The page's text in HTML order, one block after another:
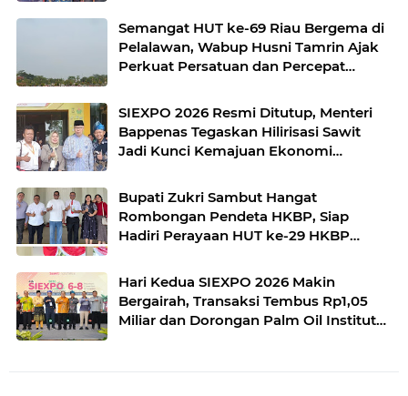
Semangat HUT ke-69 Riau Bergema di
Pelalawan, Wabup Husni Tamrin Ajak
Perkuat Persatuan dan Percepat
SIEXPO 2026 Resmi Ditutup, Menteri
Bappenas Tegaskan Hilirisasi Sawit
Jadi Kunci Kemajuan Ekonomi
Bupati Zukri Sambut Hangat
Rombongan Pendeta HKBP, Siap
Hadiri Perayaan HUT ke-29 HKBP
Hari Kedua SIEXPO 2026 Makin
Bergairah, Transaksi Tembus Rp1,05
Miliar dan Dorongan Palm Oil Institute